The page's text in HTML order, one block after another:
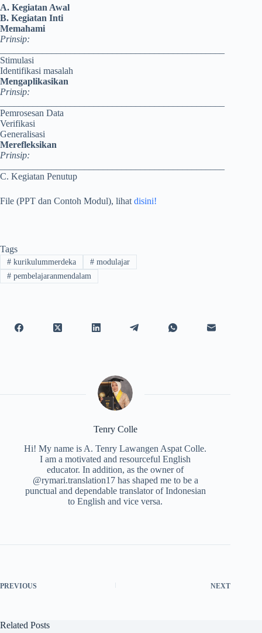
A. Kegiatan Awal
B. Kegiatan Inti
Memahami
Prinsip:
Stimulasi
Identifikasi masalah
Mengaplikasikan
Prinsip:
Pemrosesan Data
Verifikasi
Generalisasi
Merefleksikan
Prinsip:
C. Kegiatan Penutup
File (PPT dan Contoh Modul), lihat disini!
Tags
#kurikulummerdeka #modulajar
#pembelajaranmendalam
Tenry Colle
Hi! My name is A. Tenry Lawangen Aspat Colle.
I am a motivated and resourceful English
educator. In addition, as the owner of
@rymari.translation17 has shaped me to be a
punctual and dependable translator of Indonesian
to English and vice versa.
PREVIOUS NEXT
Related Posts